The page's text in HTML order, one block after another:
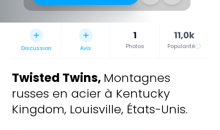
Discussion Avis
1
Photos
11,0k
Popularité
Twisted Twins, Montagnes
russes en acier à Kentucky
Kingdom, Louisville, États-Unis.